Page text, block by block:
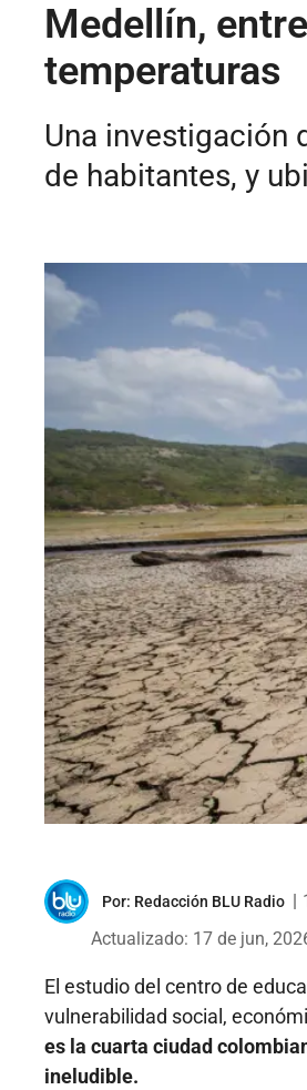
Medellín,
temperaturas
Una investigación
de habitantes, y
Por: Redacción BLU Radio
Actualizado: 17 de jun,
El estudio del centro de
vulnerabilidad social,
es la cuarta ciudad
ineludible.